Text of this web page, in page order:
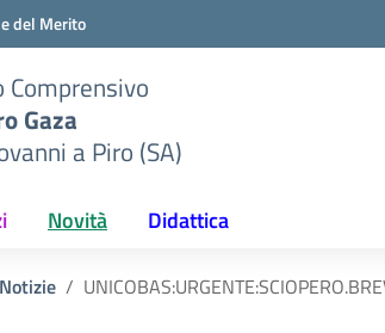
del Merito
Gaza
a Piro (SA)
Novità Didattica
Notizie